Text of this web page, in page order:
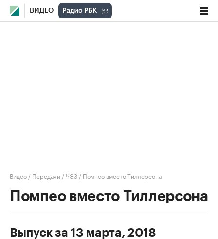
ВИДЕО
Видео / Передачи /ЧЭЗ / Помпео вместо Тиллерсона
Помпео вместо Тиллерсона
Выпуск за 13 марта, 2018